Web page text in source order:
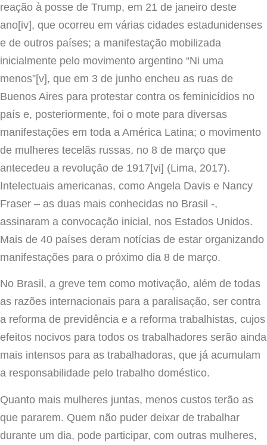
reação à posse de Trump, em 21 de janeiro deste
ano[iv], que ocorreu em várias cidades estadunidenses
e de outros países; a manifestação mobilizada
inicialmente pelo movimento argentino “Ni uma
menos”[v], que em 3 de junho encheu as ruas de
Buenos Aires para protestar contra os feminicídios no
país e, posteriormente, foi o mote para diversas
manifestações em toda a América Latina; o movimento
de mulheres tecelãs russas, no 8 de março que
antecedeu a revolução de 1917[vi] (Lima, 2017).
Intelectuais americanas, como Angela Davis e Nancy
Fraser – as duas mais conhecidas no Brasil -,
assinaram a convocação inicial, nos Estados Unidos.
Mais de 40 países deram notícias de estar organizando
manifestações para o próximo dia 8 de março.
No Brasil, a greve tem como motivação, além de todas
as razões internacionais para a paralisação, ser contra
a reforma de previdência e a reforma trabalhistas, cujos
efeitos nocivos para todos os trabalhadores serão ainda
mais intensos para as trabalhadoras, que já acumulam
a responsabilidade pelo trabalho doméstico.
Quanto mais mulheres juntas, menos custos terão as
que pararem. Quem não puder deixar de trabalhar
durante um dia, pode participar, com outras mulheres,